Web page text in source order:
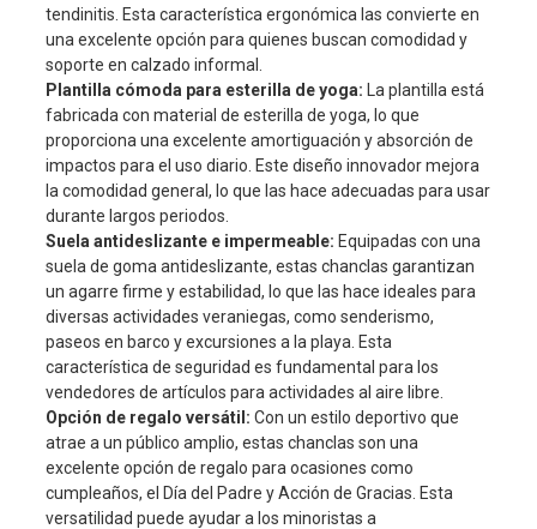
tendinitis. Esta característica ergonómica las convierte en
una excelente opción para quienes buscan comodidad y
soporte en calzado informal.
Plantilla cómoda para esterilla de yoga:
La plantilla está
fabricada con material de esterilla de yoga, lo que
proporciona una excelente amortiguación y absorción de
impactos para el uso diario. Este diseño innovador mejora
la comodidad general, lo que las hace adecuadas para usar
durante largos periodos.
Suela antideslizante e impermeable: Equipadas con una
suela de goma antideslizante, estas chanclas garantizan
un agarre firme y estabilidad, lo que las hace ideales para
diversas actividades veraniegas, como senderismo,
paseos en barco y excursiones a la playa. Esta
característica de seguridad es fundamental para los
vendedores de artículos para actividades al aire libre.
Opción de regalo versátil: Con un estilo deportivo que
atrae a un público amplio, estas chanclas son una
excelente opción de regalo para ocasiones como
cumpleaños, el Día del Padre y Acción de Gracias. Esta
versatilidad puede ayudar a los minoristas a